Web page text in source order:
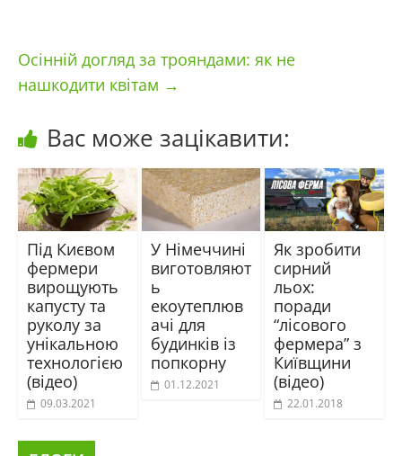
Осінній догляд за трояндами: як не
нашкодити квітам →
Вас може зацікавити:
Під Києвом
фермери
вирощують
капусту та
руколу за
унікальною
технологією
(відео)
09.03.2021
У Німеччині
виготовляют
ь
екоутеплюв
ачі для
будинків із
попкорну
01.12.2021
Як зробити
сирний
льох:
поради
“лісового
фермера” з
Київщини
(відео)
22.01.2018